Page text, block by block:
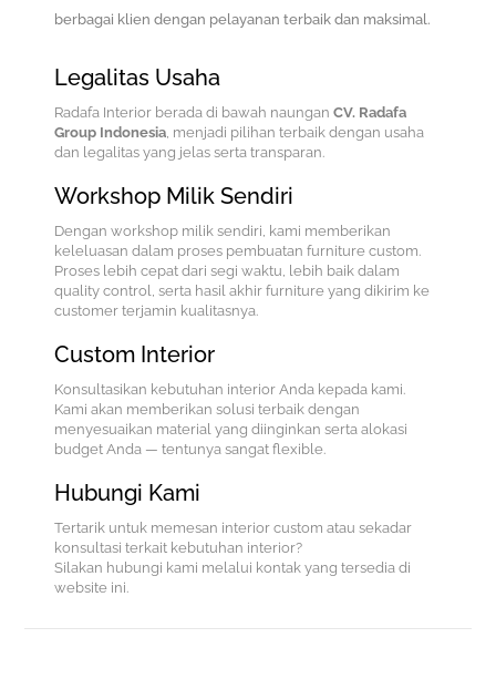
berbagai klien dengan pelayanan terbaik dan maksimal.
Legalitas Usaha
Radafa Interior berada di bawah naunganCV. Radafa
Group Indonesia, menjadi pilihan terbaik dengan usaha
dan legalitas yang jelas serta transparan.
Workshop Milik Sendiri
Dengan workshop milik sendiri, kami memberikan
keleluasan dalam proses pembuatan furniture custom.
Proses lebih cepat dari segi waktu, lebih baik dalam
quality control, serta hasil akhir furniture yang dikirim ke
customer terjamin kualitasnya.
Custom Interior
Konsultasikan kebutuhan interior Anda kepada kami.
Kami akan memberikan solusi terbaik dengan
menyesuaikan material yang diinginkan serta alokasi
budget Anda — tentunya sangat flexible.
Hubungi Kami
Tertarik untuk memesan interior custom atau sekadar
konsultasi terkait kebutuhan interior?
Silakan hubungi kami melalui kontak yang tersedia di
website ini.